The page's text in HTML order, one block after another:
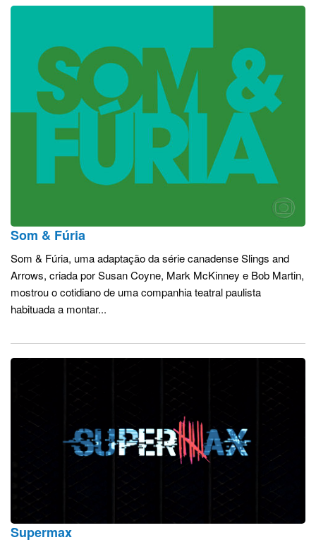
Som & Fúria
Som & Fúria, uma adaptação da série canadense Slings and
Arrows, criada por Susan Coyne, Mark McKinney e Bob Martin,
mostrou o cotidiano de uma companhia teatral paulista
habituada a montar...
Supermax